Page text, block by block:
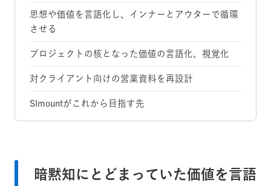
思想や価値を言語化し、インナーとアウターで循環
させる
プロジェクトの核となった価値の言語化、視覚化
対クライアント向けの営業資料を再設計
SImountがこれから目指す先
暗黙知にとどまっていた価値を言語